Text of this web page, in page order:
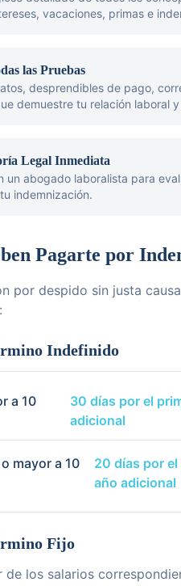
vacaciones, primas e
las Pruebas
desprendibles de pago,
demuestre tu relación laboral
Legal Inmediata
un abogado laboralista para
indemnización.
Pagarte por
por despido sin justa
Indefinido
a 10
30 días por el
adicional
mayor a 10
20 días por
año adicional
Fijo
de los salarios